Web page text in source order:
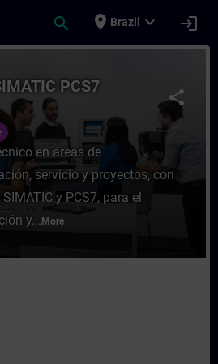
search place Brazil expand_more login
SIMATIC PCS7
share
PCS7
en áreas de
servicio y proyectos, con
y PCS7, para el
y... More